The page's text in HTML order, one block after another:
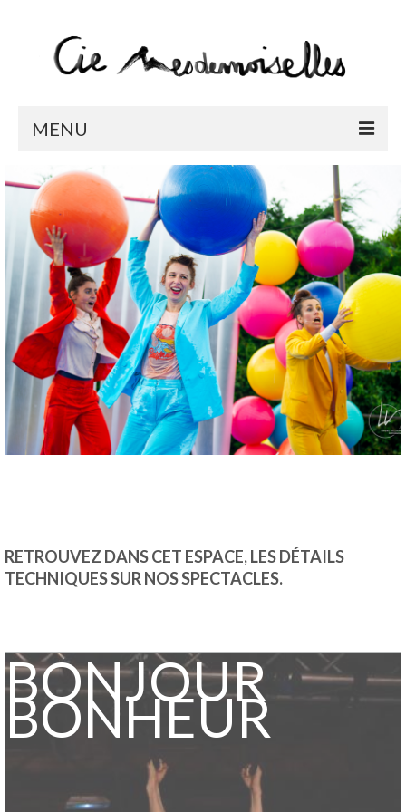
MENU
LA COMPAGNIE
SPECTACLES
BONJOUR BONHEUR / EN TOURNÉE
CHIMÈRES / EN TOURNÉE
MEMENTO
L’OCA
CABARET CIRQUE
SUR-MESURE
MOBILE
DOUÉ-LA-FONTAINE
BAUGÉ-EN-ANJOU
LA POUÈZE
TIERCÉ
LONGUÉ-JUMELLES
RETROUVEZ DANS CET ESPACE, LES DÉTAILS
TECHNIQUES SUR NOS SPECTACLES.
BONJOUR
BONHEUR